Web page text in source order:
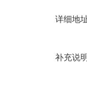
详细地
补充说